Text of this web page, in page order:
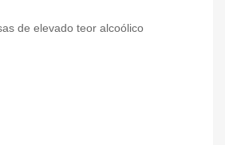
de elevado teor alcoólico